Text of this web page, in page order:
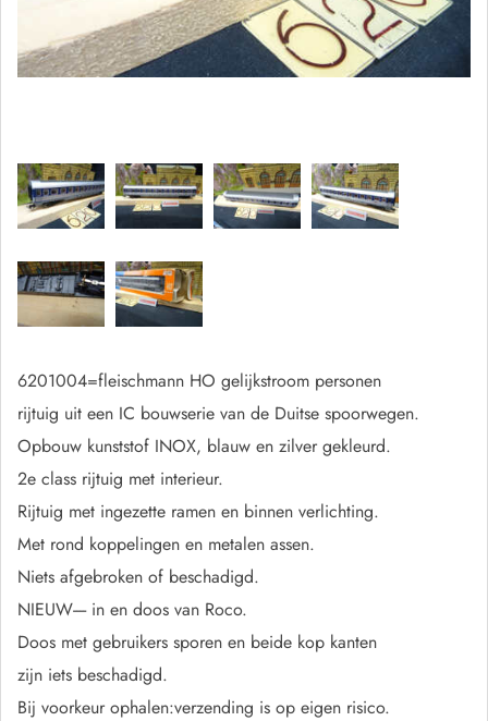
6201004=fleischmann HO gelijkstroom personen
rijtuig uit een IC bouwserie van de Duitse spoorwegen.
Opbouw kunststof INOX, blauw en zilver gekleurd.
2e class rijtuig met interieur.
Rijtuig met ingezette ramen en binnen verlichting.
Met rond koppelingen en metalen assen.
Niets afgebroken of beschadigd.
NIEUW---- in en doos van Roco.
Doos met gebruikers sporen en beide kop kanten
zijn iets beschadigd.
Bij voorkeur ophalen:verzending is op eigen risico.